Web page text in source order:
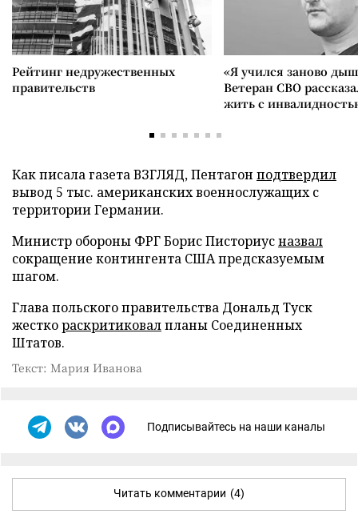
Рейтинг недружественных
правительств
«Я учился заново
Ветеран СВО
жить с
Как писала газета ВЗГЛЯД, Пентагон подтвердил
вывод 5 тыс. американских военнослужащих с
территории Германии.
Министр обороны ФРГ Борис Писториусназвал
сокращение контингента США предсказуемым
шагом.
Глава польского правительства Дональд Туск
жесткораскритиковалпланы Соединенных
Штатов.
Текст: Мария Иванова
Подписывайтесь на наши каналы
Читать комментарии (4)